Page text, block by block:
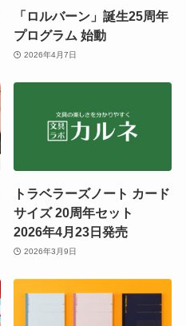
「ロルバーン」誕生25周年
プログラム 始動
2026年4月7日
トラベラーズノート カード
サイズ 20周年セット
2026年4月23日発売
2026年3月9日